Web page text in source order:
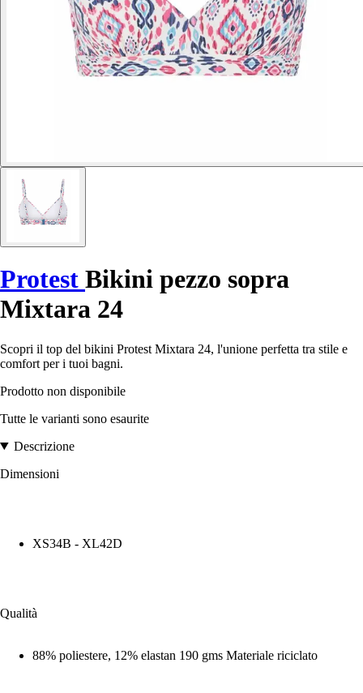
Protest Bikini pezzo sopra
Mixtara 24
Scopri il top del bikini Protest Mixtara 24, l'unione perfetta tra stile e
comfort per i tuoi bagni.
Prodotto non disponibile
Tutte le varianti sono esaurite
Descrizione
Dimensioni
XS34B - XL42D
Qualità
88% poliestere, 12% elastan 190 gms Materiale riciclato